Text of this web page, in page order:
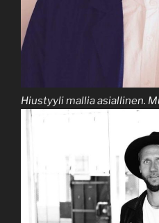
Hiustyyli mallia asiallinen.